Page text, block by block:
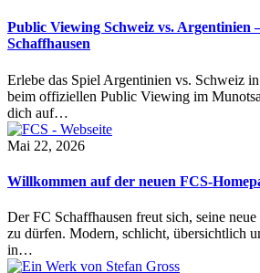
Public Viewing Schweiz vs. Argentinien
Schaffhausen
Erlebe das Spiel Argentinien vs. Schweiz
beim offiziellen Public Viewing im
dich auf…
Mai 22, 2026
Willkommen auf der neuen FCS-
Der FC Schaffhausen freut sich, seine
zu dürfen. Modern, schlicht, übersichtlich
in…